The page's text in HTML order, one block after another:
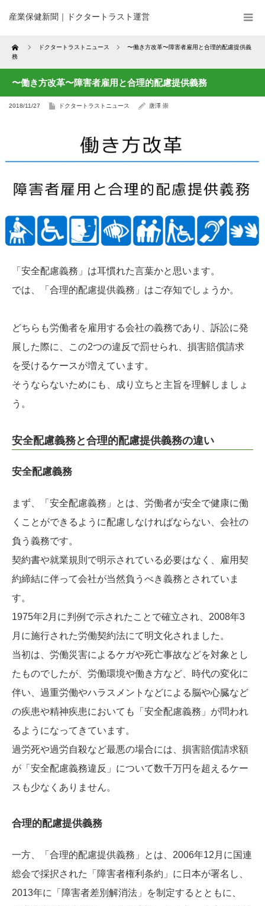
産業保健新聞｜ドクタートラスト運営
Home ドクタートラストニュース
〜働き方改革〜障害者雇用と合理的配慮提供義
務
〜働き方改革〜障害者雇用と合理的配慮提供義務
2018/11/27 ドクタートラストニュース 唐澤 崇
「安全配慮義務」は耳慣れた言葉かと思います。
では、「合理的配慮提供義務」はご存知でしょうか。
どちらも労働者を雇用する会社の義務であり、訴訟に発
展した際に、この2つの違反で罰せられ、損害賠償請求
を受けるケースが増えています。
そうならないためにも、成り立ちと主旨を理解しましょ
う。
安全配慮義務と合理的配慮提供義務の違い
安全配慮義務
まず、「安全配慮義務」とは、労働者が安全で健康に働
くことができるように配慮しなければならない、会社の
負う義務です。
契約書や就業規則で明示されている必要はなく、雇用契
約締結に伴って会社が当然負うべき義務とされていま
す。
1975年2月に判例で示されたことで確立され、2008年3
月に施行された労働契約法にて明文化されました。
当初は、労働災害によるケガや死亡事故などを対象とし
たものでしたが、労働環境や働き方など、時代の変化に
伴い、過重労働やハラスメントなどによる脳や心臓など
の疾患や精神疾患においても「安全配慮義務」が問われ
るようになってきています。
過労死や過労自殺など最悪の場合には、損害賠償請求額
が「安全配慮義務違反」について数千万円を超えるケー
スも少なくありません。
合理的配慮提供義務
一方、「合理的配慮提供義務」とは、2006年12月に国連
総会で採択された「障害者権利条約」に日本が署名し、
2013年に「障害者差別解消法」を制定するとともに、